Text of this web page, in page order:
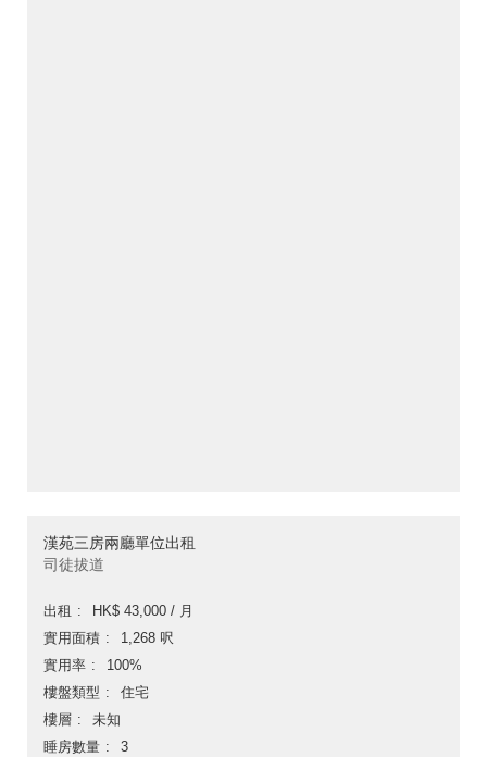
漢苑三房兩廳單位出租
司徒拔道
出租
HK$ 43,000 / 月
實用面積
1,268 呎
實用率
100%
樓盤類型
住宅
樓層
未知
睡房數量
3